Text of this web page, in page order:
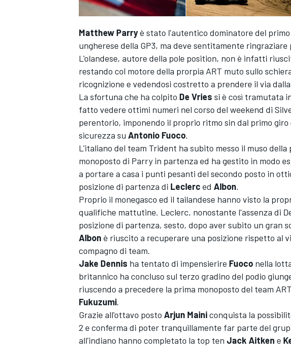
MONOPOSTO
Matthew Parryè stato l'autentico dominatore del
ungherese della GP3, ma deve sentitamente
L'olandese, autore della pole position, non è infatti
restando col motore della prorpia ART muto sullo
ricognizione e vedendosi costretto a prendere il via
La sfortuna che ha colpito De Vries si è così tramutata
fatto vedere ottimi numeri nel corso del weekend di
perentorio, imponendo il proprio ritmo sin dal primo
sicurezza su Antonio Fuoco.
L'italiano del team Trident ha subito messo il muso
monoposto di Parry in partenza ed ha gestito in modo
a portare a casa i punti pesanti del secondo posto in
posizione di partenza di Leclerced Albon.
Proprio il monegasco ed il tailandese hanno visto la
qualifiche mattutine. Leclerc, nonostante l'assenza di
posizione di partenza, sesto, dopo aver subito un gran
Albon è riuscito a recuperare una posizione rispetto al
compagno di team.
Jake Dennis ha tentato di impensierire Fuoco nella
britannico ha concluso sul terzo gradino del podio
riuscendo a precedere la prima monoposto del team
Fukuzumi.
Grazie all'ottavo posto Arjun Mainiconquista la
2 e conferma di poter tranquillamente far parte del
all'indiano hanno completato la top ten JackAitken e